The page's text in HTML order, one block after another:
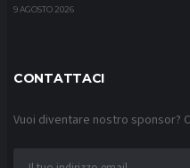
9 AGOSTO 2026
CONTATTACI
Vuoi diventare nostro sponsor?